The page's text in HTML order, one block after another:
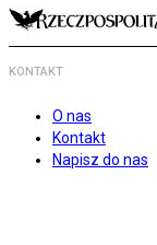
KONTAKT
O nas
Kontakt
Napisz do nas